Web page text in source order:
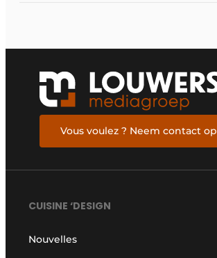
Vous voulez ? Neem contact op
CUISINE ‘DESIGN
Nouvelles